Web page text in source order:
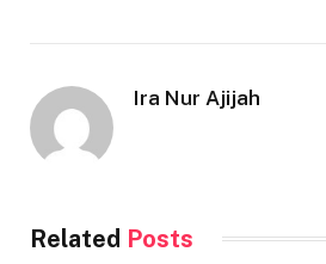
Ira Nur Ajijah
Related Posts